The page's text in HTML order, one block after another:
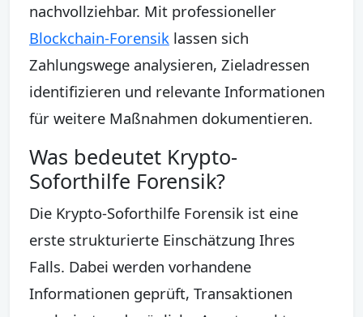
nachvollziehbar. Mit professioneller
Blockchain-Forensik lassen sich
Zahlungswege analysieren, Zieladressen
identifizieren und relevante Informationen
für weitere Maßnahmen dokumentieren.
Was bedeutet Krypto-
Soforthilfe Forensik?
Die Krypto-Soforthilfe Forensik ist eine
erste strukturierte Einschätzung Ihres
Falls. Dabei werden vorhandene
Informationen geprüft, Transaktionen